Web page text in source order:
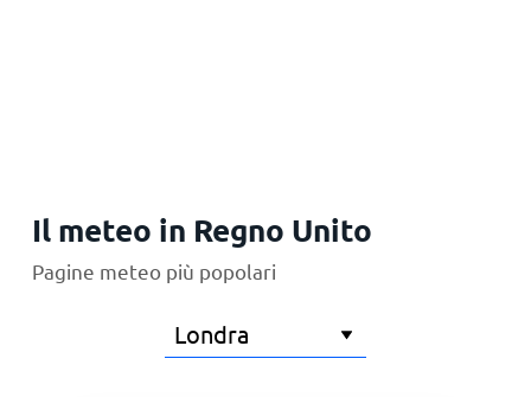
Il meteo in Regno Unito
Pagine meteo più popolari